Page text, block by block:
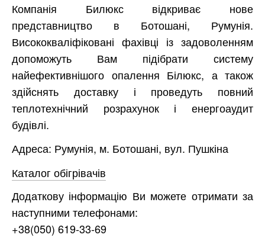
Компанія Билюкс відкриває нове
представництво в Ботошані, Румунія.
Висококваліфіковані фахівці із задоволенням
допоможуть Вам підібрати систему
найефективнішого опалення Білюкс, а також
здійснять доставку і проведуть повний
теплотехнічний розрахунок і енергоаудит
будівлі.
Адреса: Румунія, м. Ботошані, вул. Пушкіна
Каталог обігрівачів
Додаткову інформацію Ви можете отримати за
наступними телефонами:
+38(050) 619-33-69